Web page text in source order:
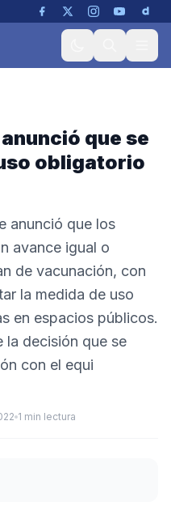
que se
obligatorio
anunció que los
avance igual o
de vacunación, con
la medida de uso
en espacios públicos.
la decisión que se
con el equi
1 min lectura